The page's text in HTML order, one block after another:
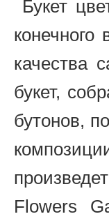
Букет
качества
букет,
бутонов,
Flowers